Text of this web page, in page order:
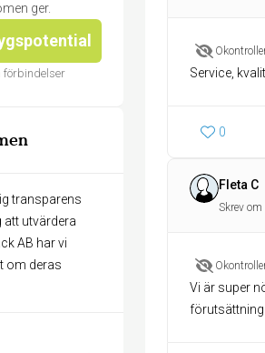
ger.
förbindelser
transparens
att utvärdera
AB har vi
om deras
Service,
0
Fleta C
Skrev
Vi är super